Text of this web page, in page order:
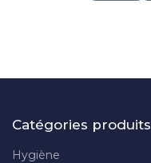
Catégories produits
Hygiène